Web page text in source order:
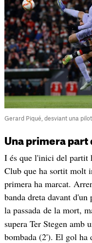
Gerard Piqué, desviant una
Una primera part
I és que l'inici del partit
Club que ha sortit molt
primera ha marcat.
banda dreta davant
la passada de la mort,
supera Ter Stegen amb
bombada (2'). El gol ha